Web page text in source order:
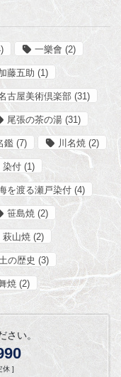
一樂會 (2)
藤五助 (1)
古屋美術倶楽部 (31)
尾張の茶の湯 (31)
鑑 (7) 川名焼 (2)
染付 (1)
を渡る瀬戸染付 (4)
笹島焼 (2)
萩山焼 (2)
の歴史 (3)
焼 (2)
さい。
休 ]